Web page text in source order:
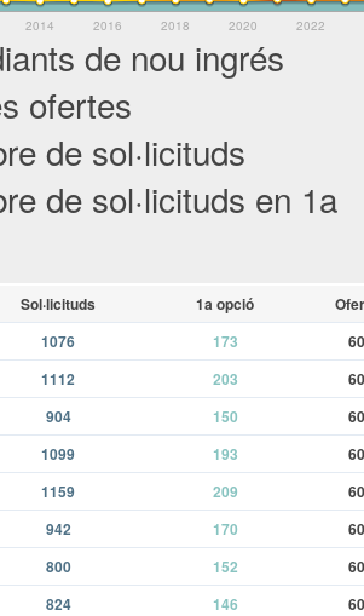
2014 2016 2018 2020 2022
de nou ingrés
ofertes
de sol·licituds
de sol·licituds en 1a
Sol·licituds 1a opció
1076 173
60
1112 203
60
904 150
60
1099 193
60
1159 209
60
942 170
60
800 152
60
824 146
60